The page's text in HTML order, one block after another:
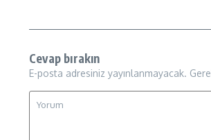
Cevap bırakın
E-posta adresiniz yayınlanmayacak.